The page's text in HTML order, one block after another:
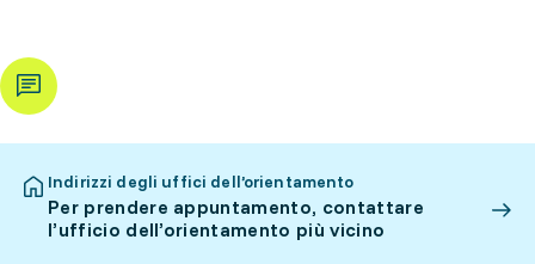
Indirizzi degli uffici dell’orientamento
Per prendere appuntamento, contattare
l’ufficio dell’orientamento più vicino